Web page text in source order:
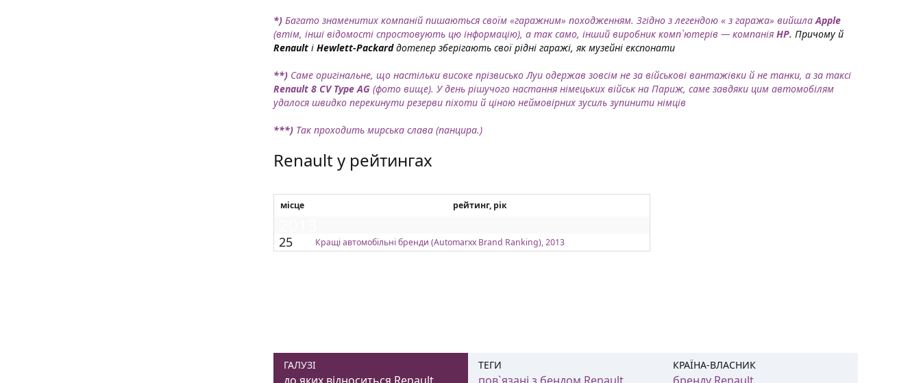
*)Багато знаменитих компаній пишаються своїм «гаражним» походженням. Згідно з легендою « з гаража» вийшлаApple
(втім, інші відомості спростовують цю інформацію), а так само, інший виробник комп`ютерів — компанія HP. Причому й
Renaultі Hewlett-Packardдотепер зберігають свої рідні гаражі, як музейні експонати
**)Саме оригінальне, що настільки високе прізвисько Луи одержав зовсім не за військові вантажівки й не танки, а за таксі
Renault 8 CV Type AG(фото вище). У день рішучого настання німецьких військ на Париж, саме завдяки цим автомобілям
удалося швидко перекинути резерви піхоти й ціною неймовірних зусиль зупинити німців
***)Так проходить мирська слава (панцира.)
Renault у рейтингах
місце рейтинг, рік
25 Кращі автомобільні бренди (Automarxx Brand Ranking), 2013
ГАЛУЗІ
до яких відноситься Renault
ТЕГИ
пов`язані з бендом Renault
КРАЇНА-ВЛАСНИК
бренду Renault